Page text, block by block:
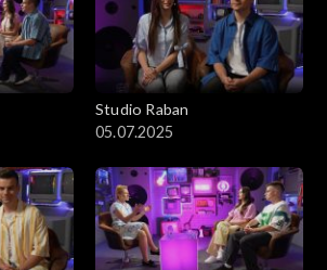
Studio Raban
05.07.2025